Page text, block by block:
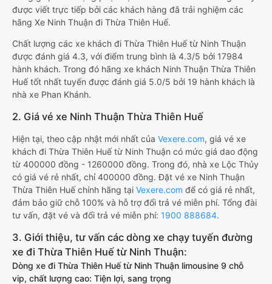
được viết trực tiếp bởi các khách hàng đã trải nghiệm các
hãng Xe Ninh Thuận đi Thừa Thiên Huế.
Chất lượng các xe khách đi Thừa Thiên Huế từ Ninh Thuận
được đánh giá 4.3, với điểm trung bình là 4.3/5 bởi 17984
hành khách. Trong đó hãng xe khách Ninh Thuận Thừa Thiên
Huế tốt nhất tuyến được đánh giá 5.0/5 bởi 19 hành khách là
nhà xe Phan Khánh.
2. Giá vé xe Ninh Thuận Thừa Thiên Huế
Hiện tại, theo cập nhật mới nhất của Vexere.com, giá vé xe
khách đi Thừa Thiên Huế từ Ninh Thuận có mức giá dao động
từ 400000 đồng - 1260000 đồng. Trong đó, nhà xe Lộc Thủy
có giá vé rẻ nhất, chỉ 400000 đồng. Đặt vé xe Ninh Thuận
Thừa Thiên Huế chính hãng tại Vexere.com để có giá rẻ nhất,
đảm bảo giữ chỗ 100% và hỗ trợ đổi trả vé miễn phí. Tổng đài
tư vấn, đặt vé và đổi trả vé miễn phí: 1900 888684.
3. Giới thiệu, tư vấn các dòng xe chạy tuyến đường
xe đi Thừa Thiên Huế từ Ninh Thuận:
Dòng xe đi Thừa Thiên Huế từ Ninh Thuận limousine 9 chỗ
vip, chất lượng cao: Tiện lợi, sang trọng